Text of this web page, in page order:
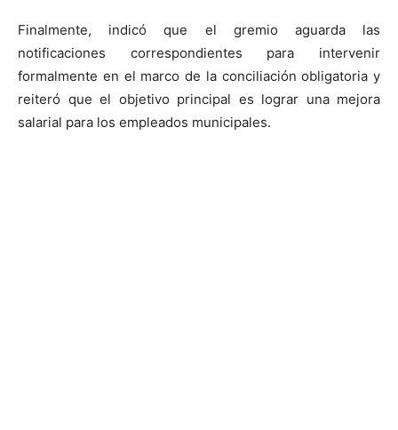
Finalmente, indicó que el gremio aguarda las
notificaciones correspondientes para intervenir
formalmente en el marco de la conciliación obligatoria y
reiteró que el objetivo principal es lograr una mejora
salarial para los empleados municipales.